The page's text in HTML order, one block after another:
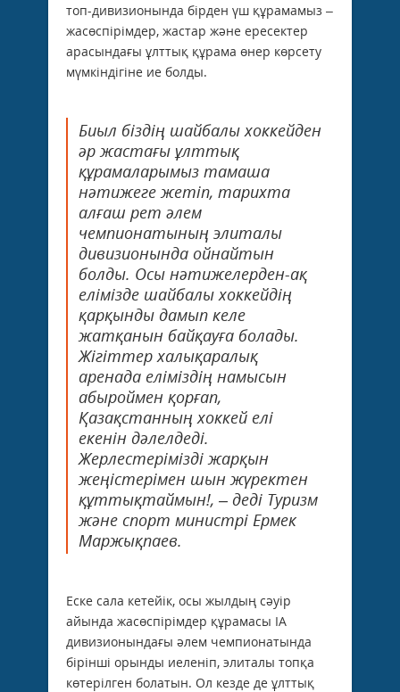
топ-дивизионында бірден үш құрамамыз –
жасөспірімдер, жастар және ересектер
арасындағы ұлттық құрама өнер көрсету
мүмкіндігіне ие болды.
Биыл біздің шайбалы хоккейден
әр жастағы ұлттық
құрамаларымыз тамаша
нәтижеге жетіп, тарихта
алғаш рет әлем
чемпионатының элиталы
дивизионында ойнайтын
болды. Осы нәтижелерден-ақ
елімізде шайбалы хоккейдің
қарқынды дамып келе
жатқанын байқауға болады.
Жігіттер халықаралық
аренада еліміздің намысын
абыроймен қорғап,
Қазақстанның хоккей елі
екенін дәлелдеді.
Жерлестерімізді жарқын
жеңістерімен шын жүректен
құттықтаймын!, – деді Туризм
және спорт министрі Ермек
Маржықпаев.
Еске сала кетейік, осы жылдың сәуір
айында жасөспірімдер құрамасы IA
дивизионындағы әлем чемпионатында
бірінші орынды иеленіп, элиталы топқа
көтерілген болатын. Ол кезде де ұлттық